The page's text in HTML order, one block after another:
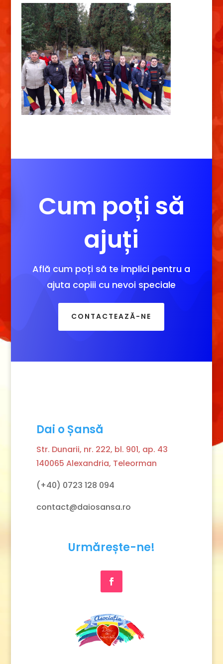
Cum poți să
ajuți
Află cum poți să te implici pentru a
ajuta copiii cu nevoi speciale
CONTACTEAZĂ-NE
Dai o Șansă
Str. Dunarii, nr. 222, bl. 901, ap. 43
140065 Alexandria, Teleorman
(+40) 0723 128 094
contact@daiosansa.ro
Urmărește-ne!